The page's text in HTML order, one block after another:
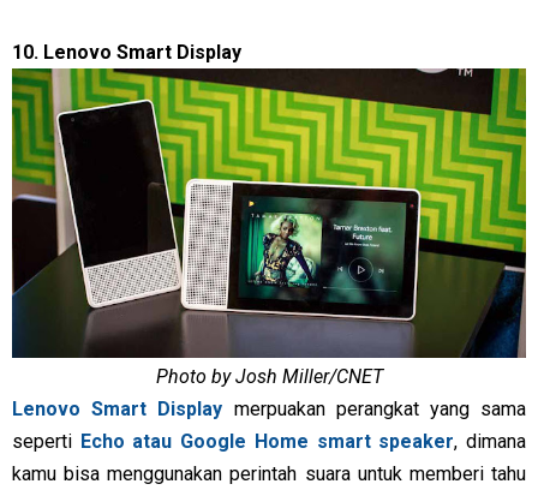
10. Lenovo Smart Display
Photo by Josh Miller/CNET
Lenovo Smart Display merpuakan perangkat yang sama
seperti Echo atau Google Home smart speaker, dimana
kamu bisa menggunakan perintah suara untuk memberi tahu